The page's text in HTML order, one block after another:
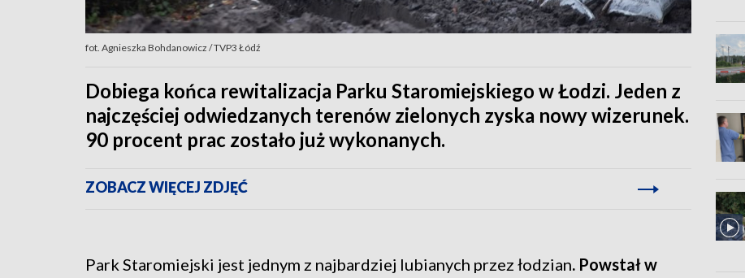
fot. Agnieszka Bohdanowicz / TVP3 Łódź
Dobiega końca rewitalizacja Parku Staromiejskiego w Łodzi. Jeden z
najczęściej odwiedzanych terenów zielonych zyska nowy wizerunek.
90 procent prac zostało już wykonanych.
ZOBACZ WIĘCEJ ZDJĘĆ
Park Staromiejski jest jednym z najbardziej lubianych przez łodzian. Powstał w